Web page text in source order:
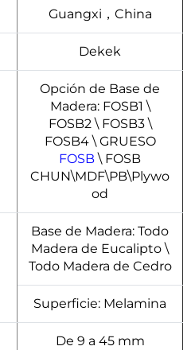
Guangxi，China
Dekek
Opción de Base de
Madera: FOSB1 \
FOSB2 \ FOSB3 \
FOSB4 \ GRUESO
FOSB\ FOSB
CHUN\MDF\PB\Plywo
od
Base de Madera: Todo
Madera de Eucalipto \
Todo Madera de Cedro
Superficie: Melamina
De 9 a 45 mm